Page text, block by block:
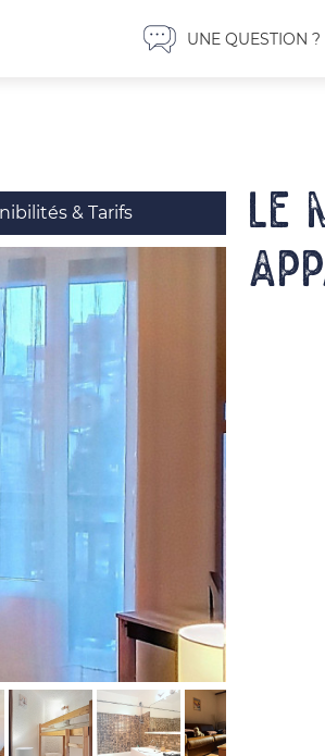
UNE QUESTION ?
& Tarifs
LE